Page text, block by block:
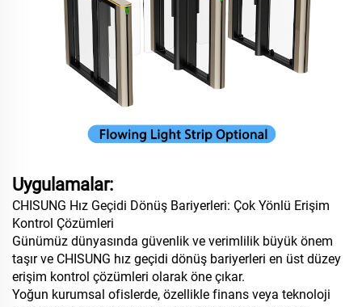
Uygulamalar:
CHISUNG Hız Geçidi Dönüş Bariyerleri: Çok Yönlü Erişim
Kontrol Çözümleri
Günümüz dünyasında güvenlik ve verimlilik büyük önem
taşır ve CHISUNG hız geçidi dönüş bariyerleri en üst düzey
erişim kontrol çözümleri olarak öne çıkar.
Yoğun kurumsal ofislerde, özellikle finans veya teknoloji